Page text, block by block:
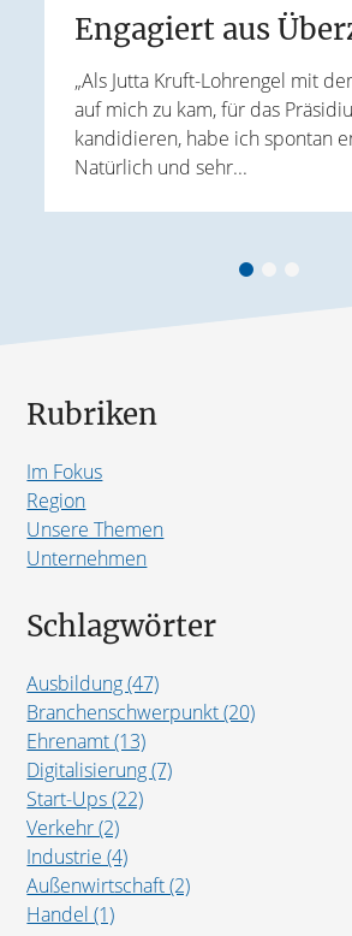
Engagiert aus
„Als Jutta Kruft-Lohrengel mit
auf mich zu kam, für das
kandidieren, habe ich spontan
Natürlich und sehr...
Rubriken
Im Fokus
Region
Unsere Themen
Unternehmen
Schlagwörter
Ausbildung (47)
Branchenschwerpunkt (20)
Ehrenamt (13)
Digitalisierung (7)
Start-Ups (22)
Verkehr (2)
Industrie (4)
Außenwirtschaft (2)
Handel (1)